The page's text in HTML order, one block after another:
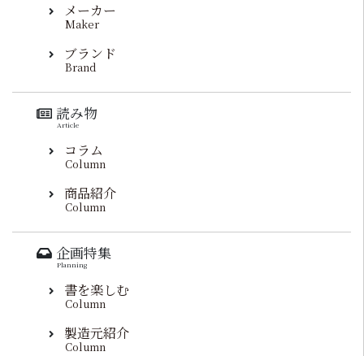
メーカー
Maker
ブランド
Brand
読み物
Article
コラム
Column
商品紹介
Column
企画特集
Planning
書を楽しむ
Column
製造元紹介
Column